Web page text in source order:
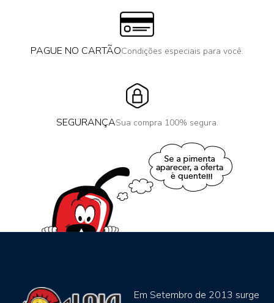
PAGUE NO CARTÃOCondições especiais para você.
SEGURANÇASua compra 100% segura.
Em Setembro de 2013 surge